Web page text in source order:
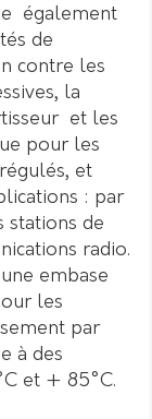
également
de
contre les
la
et les
pour les
et
: par
stations de
radio.
embase
les
par
à des
et + 85°C.